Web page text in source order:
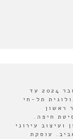
עורכת משנה ב'אורבנולוגיה' מאוקטובר 2024 עד
תל-חי
ראשון
חיפה.
ועיצוב עירוני
עוסקת